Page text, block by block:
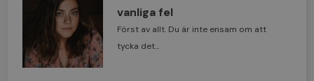
vanliga fel
Först av allt. Du är inte ensam om att
tycka det...